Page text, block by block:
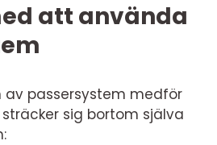
att använda
passersystem medför
sig bortom själva